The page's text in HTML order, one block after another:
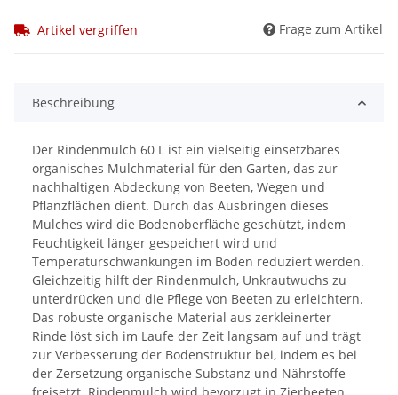
Artikel vergriffen Frage zum Artikel
Beschreibung
Der Rindenmulch 60 L ist ein vielseitig einsetzbares
organisches Mulchmaterial für den Garten, das zur
nachhaltigen Abdeckung von Beeten, Wegen und
Pflanzflächen dient. Durch das Ausbringen dieses
Mulches wird die Bodenoberfläche geschützt, indem
Feuchtigkeit länger gespeichert wird und
Temperaturschwankungen im Boden reduziert werden.
Gleichzeitig hilft der Rindenmulch, Unkrautwuchs zu
unterdrücken und die Pflege von Beeten zu erleichtern.
Das robuste organische Material aus zerkleinerter
Rinde löst sich im Laufe der Zeit langsam auf und trägt
zur Verbesserung der Bodenstruktur bei, indem es bei
der Zersetzung organische Substanz und Nährstoffe